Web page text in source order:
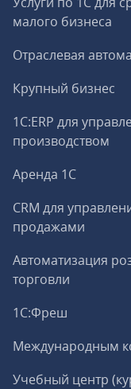
малого бизнеса
Отраслевая
Крупный бизнес
1С:ERP для
производством
Аренда 1С
CRM для
продажами
Автоматизация
торговли
1С:Фреш
Международным
Учебный центр